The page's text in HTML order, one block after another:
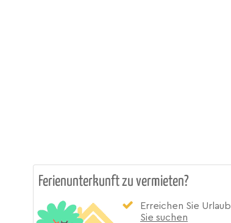
Ferienunterkunft zu vermieten?
Erreichen Sie
Sie suchen